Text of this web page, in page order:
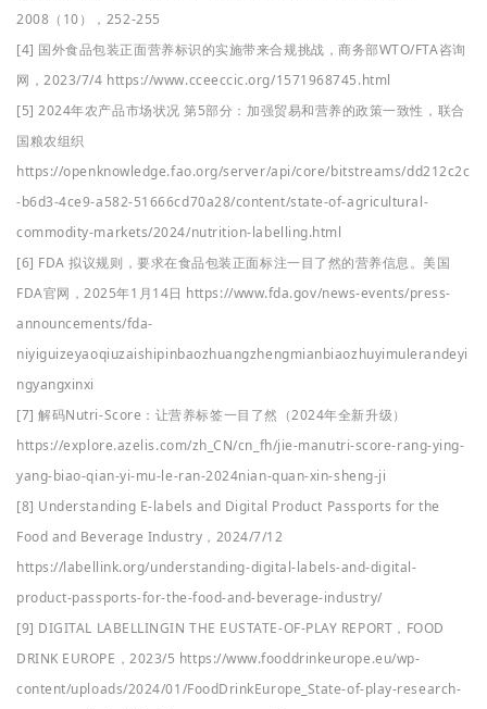
2008（10），252-255
[4] 国外食品包装正面营养标识的实施带来合规挑战，商务部WTO/FTA咨询
网，2023/7/4 https://www.cceeccic.org/1571968745.html
[5] 2024年农产品市场状况 第5部分：加强贸易和营养的政策一致性，联合
国粮农组织
https://openknowledge.fao.org/server/api/core/bitstreams/dd212c2c
-b6d3-4ce9-a582-51666cd70a28/content/state-of-agricultural-
commodity-markets/2024/nutrition-labelling.html
[6] FDA 拟议规则，要求在食品包装正面标注一目了然的营养信息。美国
FDA官网，2025年1月14日 https://www.fda.gov/news-events/press-
announcements/fda-
niyiguizeyaoqiuzaishipinbaozhuangzhengmianbiaozhuyimulerandeyi
ngyangxinxi
[7] 解码Nutri-Score：让营养标签一目了然（2024年全新升级）
https://explore.azelis.com/zh_CN/cn_fh/jie-manutri-score-rang-ying-
yang-biao-qian-yi-mu-le-ran-2024nian-quan-xin-sheng-ji
[8] Understanding E-labels and Digital Product Passports for the
Food and Beverage Industry，2024/7/12
https://labellink.org/understanding-digital-labels-and-digital-
product-passports-for-the-food-and-beverage-industry/
[9] DIGITAL LABELLINGIN THE EUSTATE-OF-PLAY REPORT，FOOD
DRINK EUROPE，2023/5 https://www.fooddrinkeurope.eu/wp-
content/uploads/2024/01/FoodDrinkEurope_State-of-play-research-